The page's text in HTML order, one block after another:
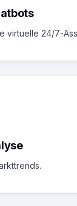
virtuelle 24/7-